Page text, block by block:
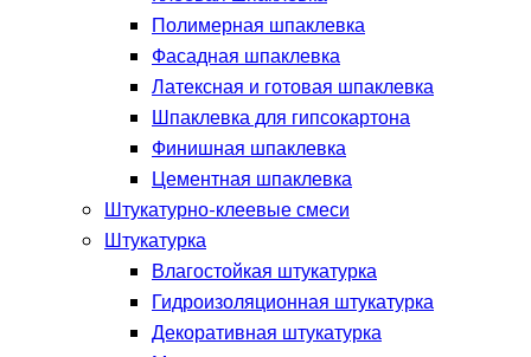
Полимерная шпаклевка
Фасадная шпаклевка
Латексная и готовая шпаклевка
Шпаклевка для гипсокартона
Финишная шпаклевка
Цементная шпаклевка
Штукатурно-клеевые смеси
Штукатурка
Влагостойкая штукатурка
Гидроизоляционная штукатурка
Декоративная штукатурка